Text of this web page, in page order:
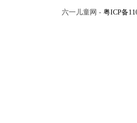
六一儿童网 - 粤ICP备